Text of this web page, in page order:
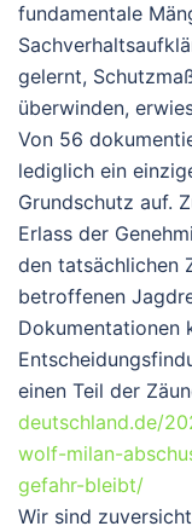
fundamentale
gelernt,
überwinden,
Von 56
lediglich ein
Grundschutz auf.
Erlass der
den tatsächlichen
betroffenen
Dokumentationen
einen Teil der
deutschland.de/
wolf-milan-
gefahr-bleibt/
Wir sind